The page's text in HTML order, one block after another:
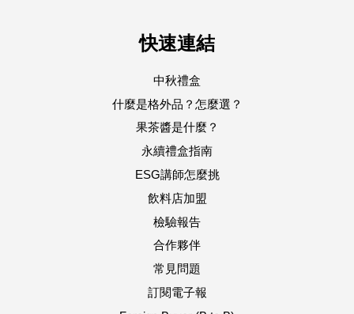
快速連結
中秋禮盒
什麼是格外品？怎麼選？
果茶醬是什麼？
永續禮盒指南
ESG講師怎麼挑
飲料店加盟
檢驗報告
合作夥伴
常見問題
訂閱電子報